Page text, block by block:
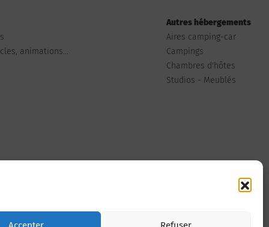
animations...
Autres hébergements
Aires camping-car
Campings
Chambres d'hôtes
Studios - Meublés
Nous contacter